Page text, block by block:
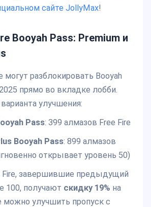
сайте JollyMax!
Booyah Pass: Premium и
могут разблокировать Booyah
прямо во вкладке лобби.
улучшения:
Pass: 399 алмазов Free Fire
Booyah Pass: 899 алмазов
открывает уровень 50)
Fire, завершившие предыдущий
100, получают скидку 19% на
можно улучшить пропуск с